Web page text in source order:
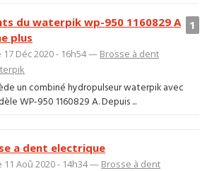
1
du waterpik wp-950 1160829 A
plus
Déc 2020 - 16h54 — Brosse à dent
un combiné hydropulseur waterpik avec
WP-950 1160829 A. Depuis ...
a dent electrique
11 Aoû 2020 - 14h34 — Brosse à dent